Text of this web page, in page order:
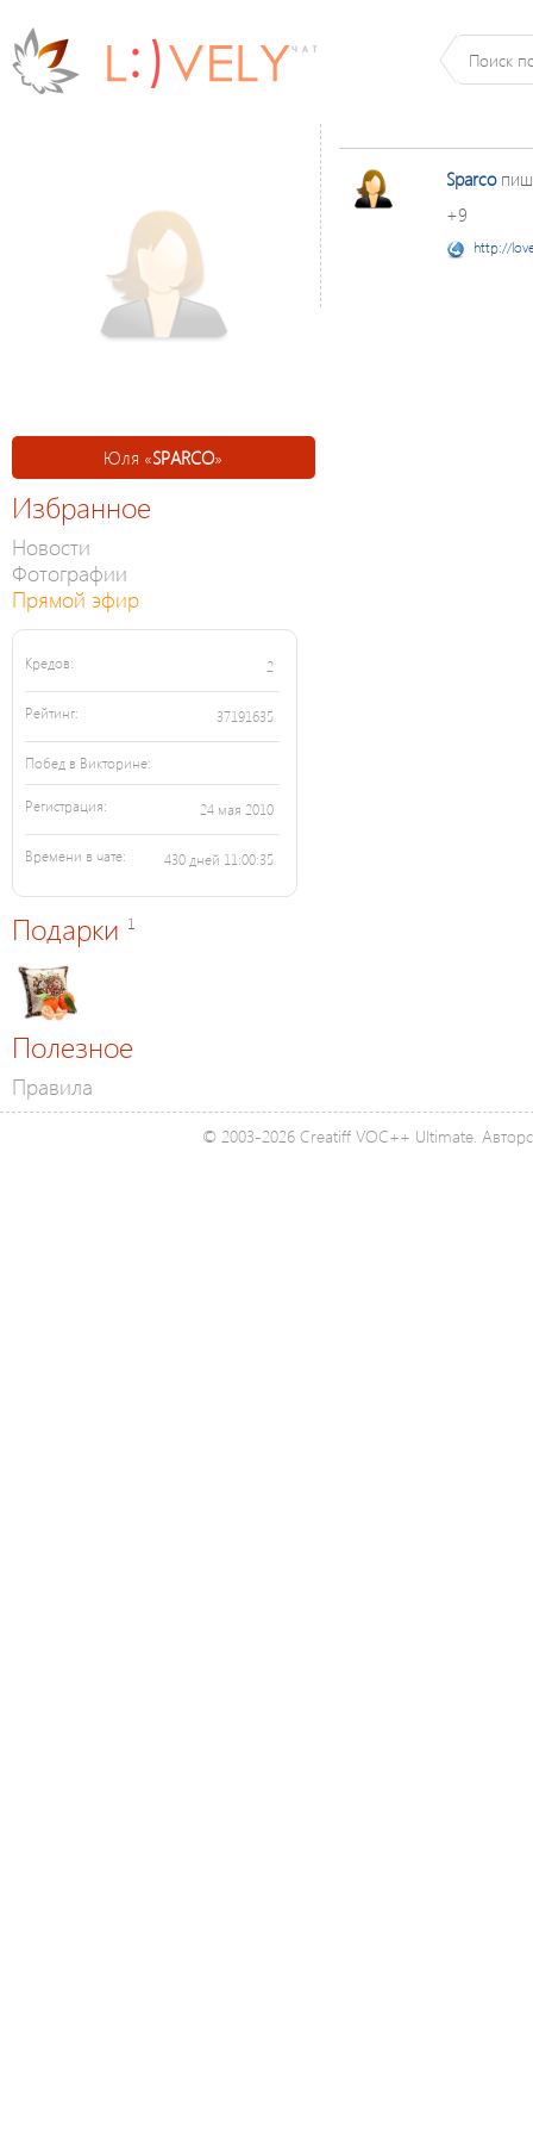
Юля «SPARCO»
Избранное
Новости
Фотографии
Прямой эфир
Кредов: 2
Рейтинг: 37191635
Побед в Викторине:
Регистрация: 24 мая 2010
Времени в чате: 430 дней 11:00:35
Подарки 1
Полезное
Правила
Sparco
+9
http://
© 2003-2026 Creatiff VOC++ Ultimate.